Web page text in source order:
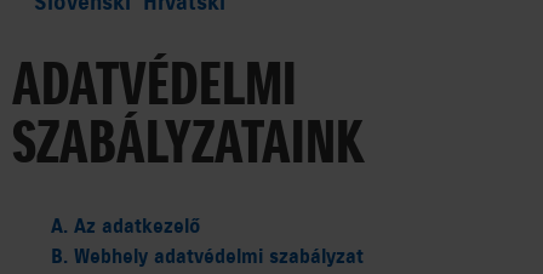
VÁLLALAT
SAJTÓSZOBA
35 ÉV
ADATVÉDELMI
SZABÁLYZATAINK
A. Az adatkezelő
B. Webhely adatvédelmi szabályzat